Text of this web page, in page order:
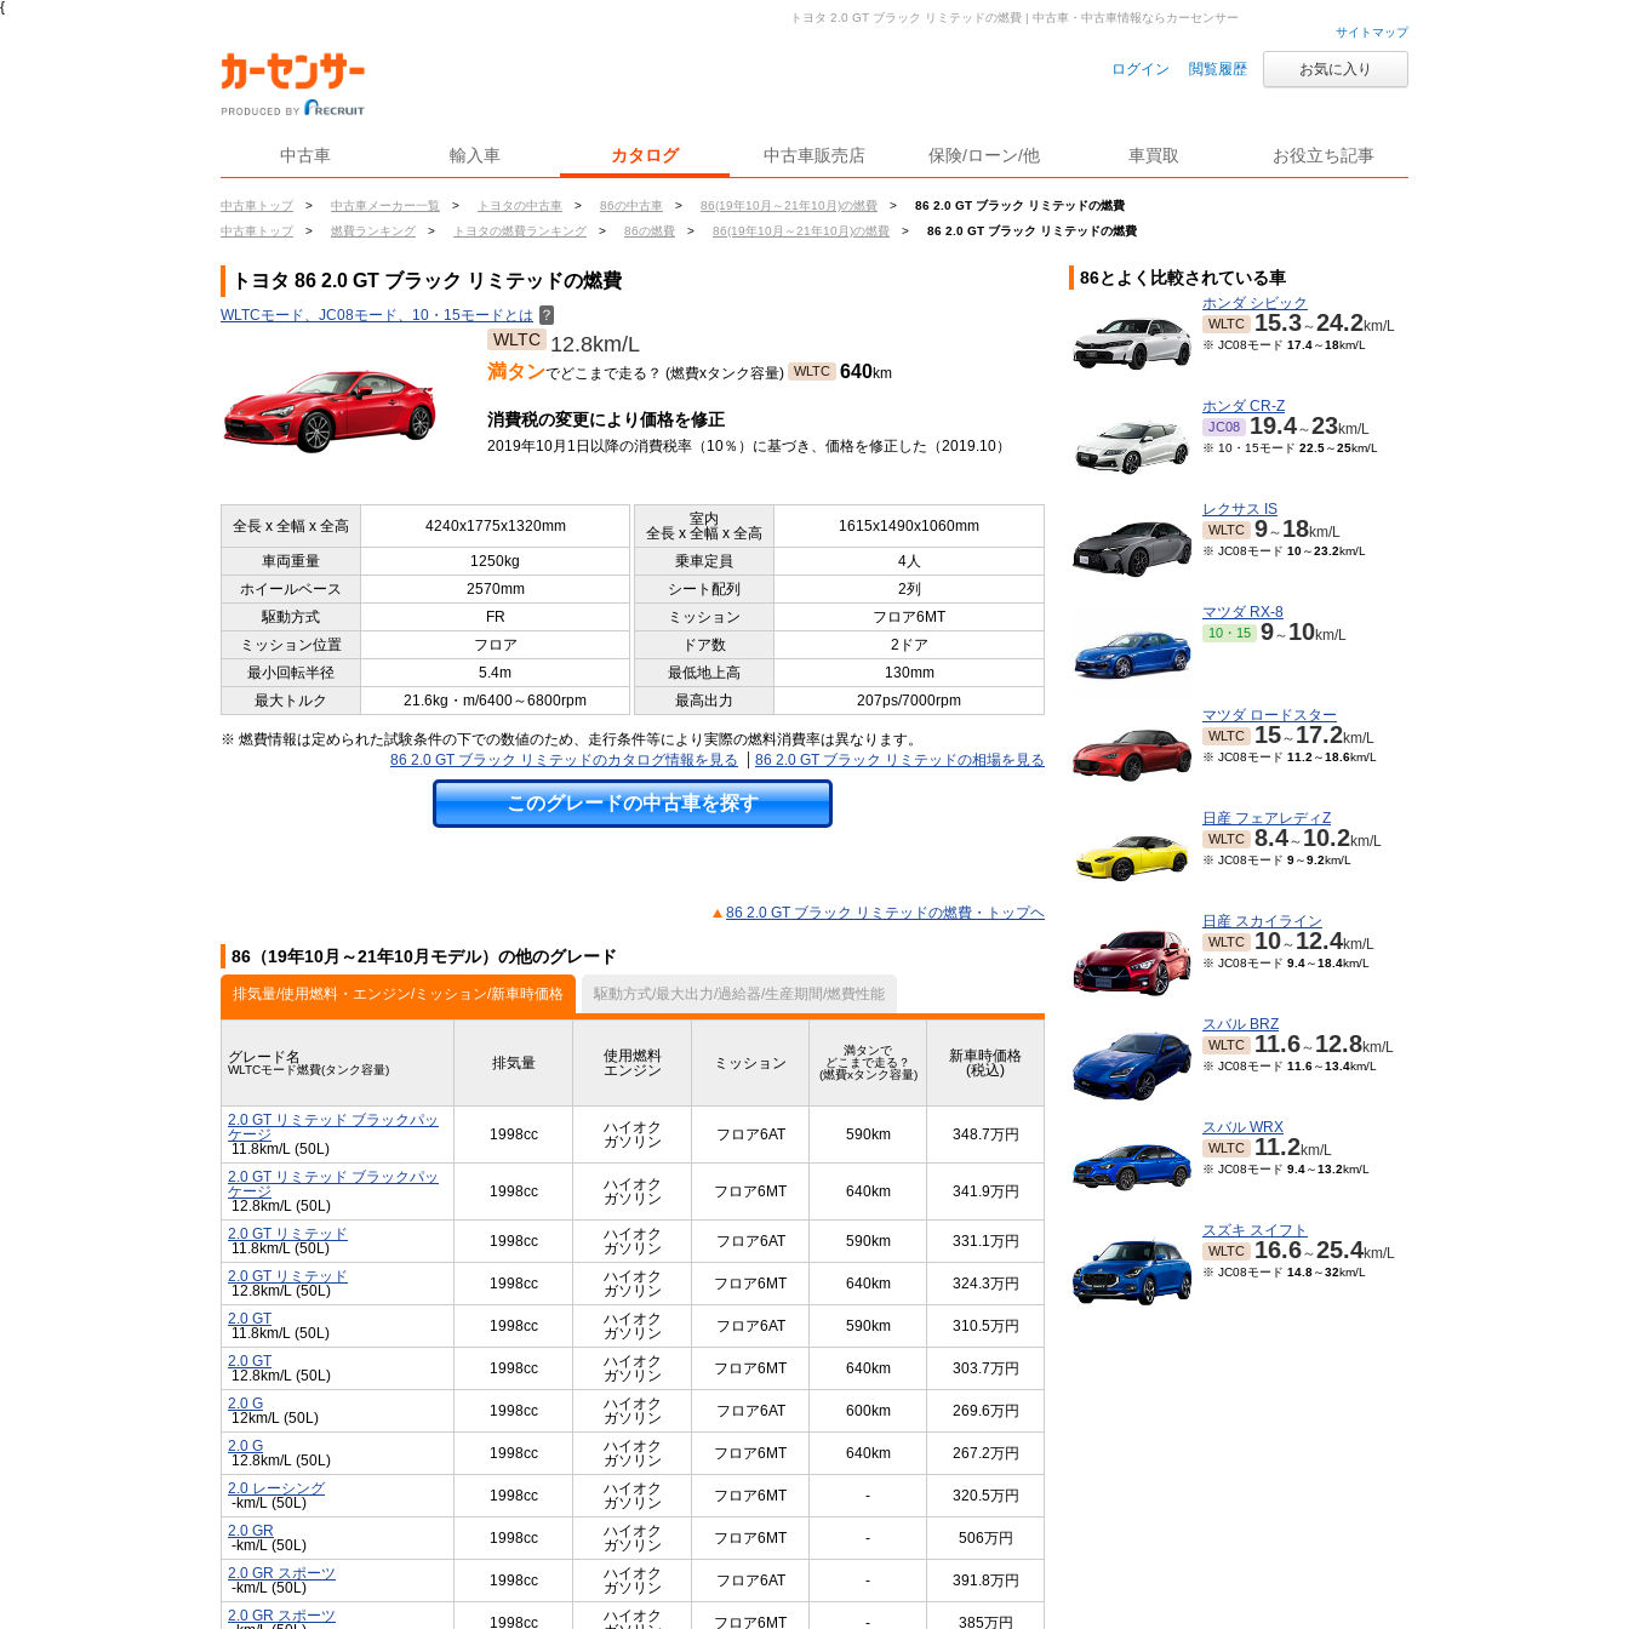
{
サイトマップ
ログイン 閲覧履歴 お気に入り
中古車 輸入車 カタログ 中古車販売店 保険/ローン/他 車買取 お役立ち記事
中古車トップ > 中古車メーカー一覧 > トヨタの中古車 > 86の中古車 > 86(19年10月～21年10月)の燃費 >
86 2.0 GT ブラック リミテッドの燃費
中古車トップ
> 燃費ランキング > トヨタの燃費ランキング > 86の燃費 > 86(19年10月～21年10月)の燃費 > 86 2.0 GT ブラック リミテッドの燃費
トヨタ 2.0 GT ブラック リミテッドの燃費 | 中古車・中古車情報ならカーセンサー
トヨタ 86 2.0 GT ブラック リミテッドの燃費
WLTCモード、JC08モード、10・15モードとは ？
WLTC 12.8km/L
満タンでどこまで走る？ (燃費xタンク容量) WLTC 640km
消費税の変更により価格を修正
2019年10月1日以降の消費税率（10％）に基づき、価格を修正した（2019.10）
全長 x 全幅 x 全高 4240x1775x1320mm
室内
全長 x 全幅 x 全高
1615x1490x1060mm
車両重量 1250kg 乗車定員
4人
ホイールベース
2570mm シート配列
2列
駆動方式
FR ミッション
フロア6MT
ミッション位置
フロア ドア数
2ドア
最小回転半径
5.4m 最低地上高
130mm
最大トルク
21.6kg・m/6400～6800rpm 最高出力 207ps/7000rpm
※ 燃費情報は定められた試験条件の下での数値のため、走行条件等により実際の燃料消費率は異なります。
86 2.0 GT ブラック リミテッドのカタログ情報を見る
86 2.0 GT ブラック リミテッドの相場を見る
このグレードの中古車を探す
86 2.0 GT ブラック リミテッドの燃費・トップヘ
86（19年10月～21年10月モデル）の他のグレード
排気量/使用燃料・エンジン/ミッション/新車時価格 駆動方式/最大出力/過給器/生産期間/燃費性能
グレード名
WLTCモード燃費(タンク容量) 排気量
使用燃料
エンジン
ミッション
満タンで
どこまで走る？
(燃費xタンク容量)
新車時価格
(税込)
2.0 GT リミテッド ブラックパッ
ケージ
11.8km/L (50L)
1998cc
ハイオク
ガソリン
フロア6AT 590km 348.7万円
2.0 GT リミテッド ブラックパッ
ケージ
12.8km/L (50L)
1998cc
ハイオク
ガソリン
フロア6MT 640km 341.9万円
2.0 GT リミテッド
11.8km/L (50L)
1998cc
ハイオク
ガソリン
フロア6AT 590km 331.1万円
2.0 GT リミテッド
12.8km/L (50L)
1998cc
ハイオク
ガソリン
フロア6MT 640km 324.3万円
2.0 GT
11.8km/L (50L)
1998cc
ハイオク
ガソリン
フロア6AT 590km 310.5万円
2.0 GT
12.8km/L (50L)
1998cc
ハイオク
ガソリン
フロア6MT 640km 303.7万円
2.0 G
12km/L (50L)
1998cc
ハイオク
ガソリン
フロア6AT 600km 269.6万円
2.0 G
12.8km/L (50L)
1998cc
ハイオク
ガソリン
フロア6MT 640km 267.2万円
2.0 レーシング
-km/L (50L)
1998cc
ハイオク
ガソリン
フロア6MT - 320.5万円
2.0 GR
-km/L (50L)
1998cc
ハイオク
ガソリン
フロア6MT - 506万円
2.0 GR スポーツ
-km/L (50L)
1998cc
ハイオク
ガソリン
フロア6AT - 391.8万円
2.0 GR スポーツ
1998cc
ハイオク
フロア6MT - 385万円
86とよく比較されている車
ホンダ シビック
WLTC 15.3～24.2km/L
※ JC08モード 17.4～18km/L
ホンダ CR-Z
JC08 19.4～23km/L
※ 10・15モード 22.5～25km/L
レクサス IS
WLTC 9～ 18km/L
※ JC08モード 10～23.2km/L
マツダ RX-8
10・15 9～ 10km/L
マツダ ロードスター
WLTC 15～ 17.2km/L
※ JC08モード 11.2 ～18.6km/L
日産 フェアレディZ
WLTC 8.4～ 10.2km/L
※ JC08モード 9～9.2km/L
日産 スカイライン
WLTC 10～ 12.4km/L
※ JC08モード 9.4～18.4km/L
スバル BRZ
WLTC 11.6～ 12.8km/L
※ JC08モード 11.6～13.4km/L
スバル WRX
WLTC 11.2km/L
※ JC08モード 9.4～13.2km/L
スズキ スイフト
WLTC 16.6～25.4km/L
※ JC08モード 14.8～32km/L